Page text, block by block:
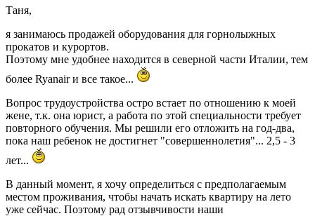
Таня,
я занимаюсь продажей оборудования для горнолыжных
прокатов и курортов.
Поэтому мне удобнее находится в северной части Италии, тем
более Ryanair и все такое...
Вопрос трудоустройства остро встает по отношению к моей
жене, т.к. она юрист, а работа по этой специальности требует
повторного обучения. Мы решили его отложить на год-два,
пока наш ребенок не достигнет "совершеннолетия"... 2,5 - 3
лет...
В данный момент, я хочу определиться с предполагаемым
местом проживания, чтобы начать искать квартиру на лето
уже сейчас. Поэтому рад отзывчивости наши